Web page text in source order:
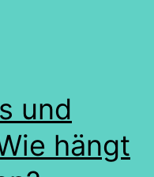
und
hängt